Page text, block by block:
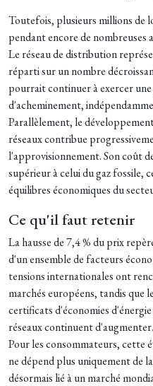
Toutefois, plusieurs millions de
pendant encore de nombreuses
Le réseau de distribution
réparti sur un nombre
pourrait continuer à exercer une
d'acheminement,
Parallèlement, le
réseaux contribue
l'approvisionnement. Son coût
supérieur à celui du gaz fossile,
équilibres économiques du
Ce qu'il faut retenir
La hausse de 7,4 % du prix
d'un ensemble de facteurs
tensions internationales ont
marchés européens, tandis que
certificats d'économies
réseaux continuent d'augmenter.
Pour les consommateurs, cette
ne dépend plus uniquement de
désormais lié à un marché